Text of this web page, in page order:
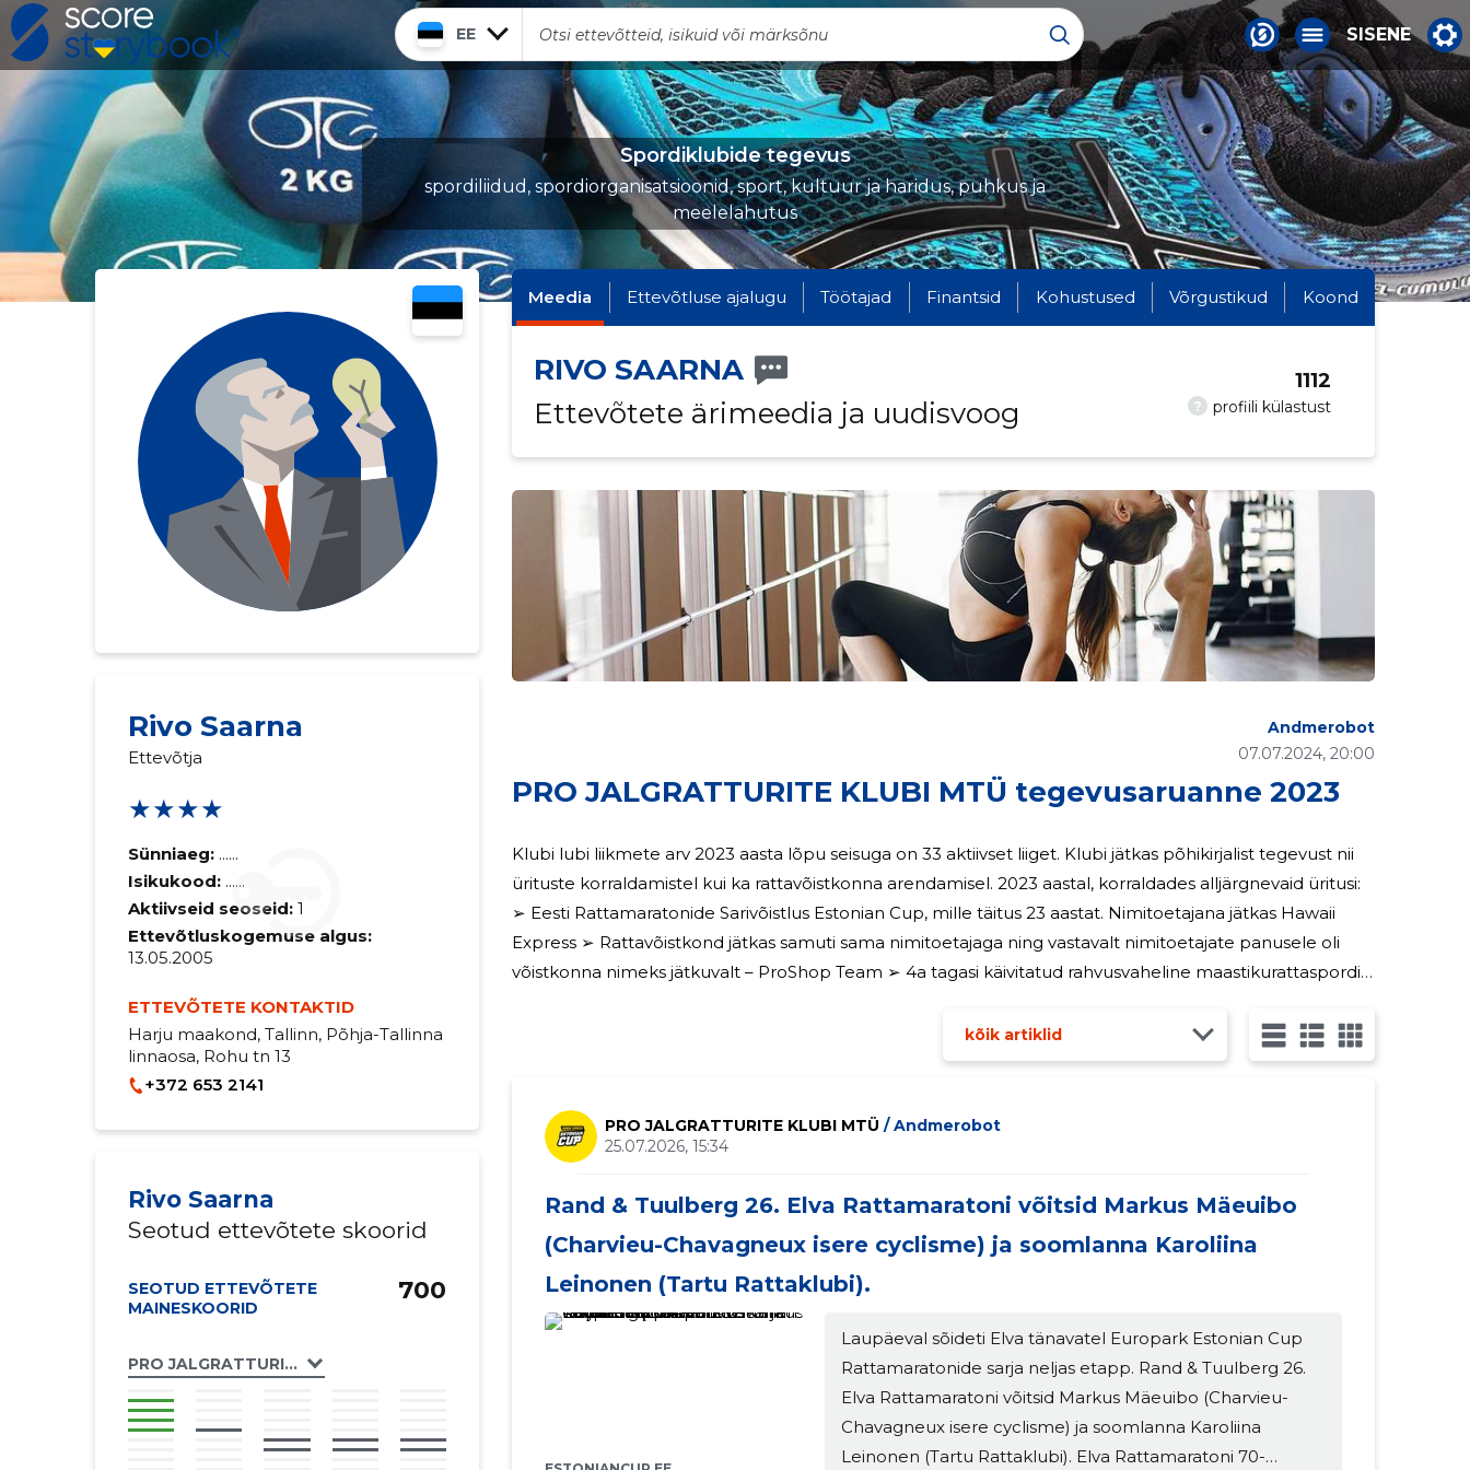
EE SISENE
Spordiklubide tegevus
spordiliidud, spordiorganisatsioonid, sport, kultuur ja haridus, puhkus ja
meelelahutus
Rivo Saarna
Ettevõtja
★★★★
Sünniaeg: ......
Isikukood: ......
Aktiivseid seoseid: 1
Ettevõtluskogemuse algus:
13.05.2005
ETTEVÕTETE KONTAKTID
Harju maakond, Tallinn, Põhja-Tallinna
linnaosa, Rohu tn 13
+372 653 2141
Rivo Saarna
Seotud ettevõtete skoorid
SEOTUD ETTEVÕTETE
MAINESKOORID
PRO JALGRATTURITE KLUBI MTÜ
700
Meedia Ettevõtluse ajalugu Töötajad Finantsid Kohustused Võrgustikud Koond
RIVO SAARNA
Ettevõtete ärimeedia ja uudisvoog
? profiili külastust
1112
PRO JALGRATTURITE KLUBI MTÜ tegevusaruanne 2023
07.07.2024, 20:00
Andmerobot
Klubi lubi liikmete arv 2023 aasta lõpu seisuga on 33 aktiivset liiget. Klubi jätkas põhikirjalist tegevust nii
ürituste korraldamistel kui ka rattavõistkonna arendamisel. 2023 aastal, korraldades alljärgnevaid üritusi:
➢ Eesti Rattamaratonide Sarivõistlus Estonian Cup, mille täitus 23 aastat. Nimitoetajana jätkas Hawaii
Express ➢ Rattavõistkond jätkas samuti sama nimitoetajaga ning vastavalt nimitoetajate panusele oli
võistkonna nimeks jätkuvalt – ProShop Team ➢ 4a tagasi käivitatud rahvusvaheline maastikurattaspordi
kõik artiklid
PRO JALGRATTURITE KLUBI MTÜ / Andmerobot
25.07.2026, 15:34
Rand & Tuulberg 26. Elva Rattamaratoni võitsid Markus Mäeuibo
(Charvieu-Chavagneux isere cyclisme) ja soomlanna Karoliina
Leinonen (Tartu Rattaklubi).
Laupäeval sõideti Elva tänavatel Europark Estonian Cup
Rattamaratonide sarja neljas etapp. Rand & Tuulberg 26.
Elva Rattamaratoni võitsid Markus Mäeuibo (Charvieu-
Chavagneux isere cyclisme) ja soomlanna Karoliina
Leinonen (Tartu Rattaklubi). Elva Rattamaratoni 70-
Sinu nimi
Sinu kommentaar